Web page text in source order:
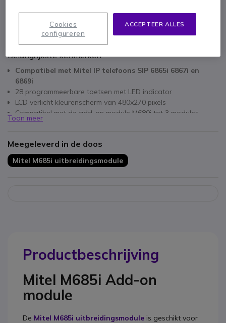
Belangrijkste kenmerken
Compatibel met Mitel IP telefoons SIP 6865i 6867i en
6869i
28 programmeerbare toetsen met LED indicator
LCD verlicht kleurenscherm van 480x270 pixels
Compatibel met de add-on module M680i tot 3 modules
uitbreidbaar
Toon meer
Meegeleverd in de doos
Mitel M685i uitbreidingsmodule
Productbeschrijving
Mitel M685i Add-on
module
De Mitel M685i uitbreidingsmodule is geschikt voor
ACCEPTEER ALLES
Cookies
configureren